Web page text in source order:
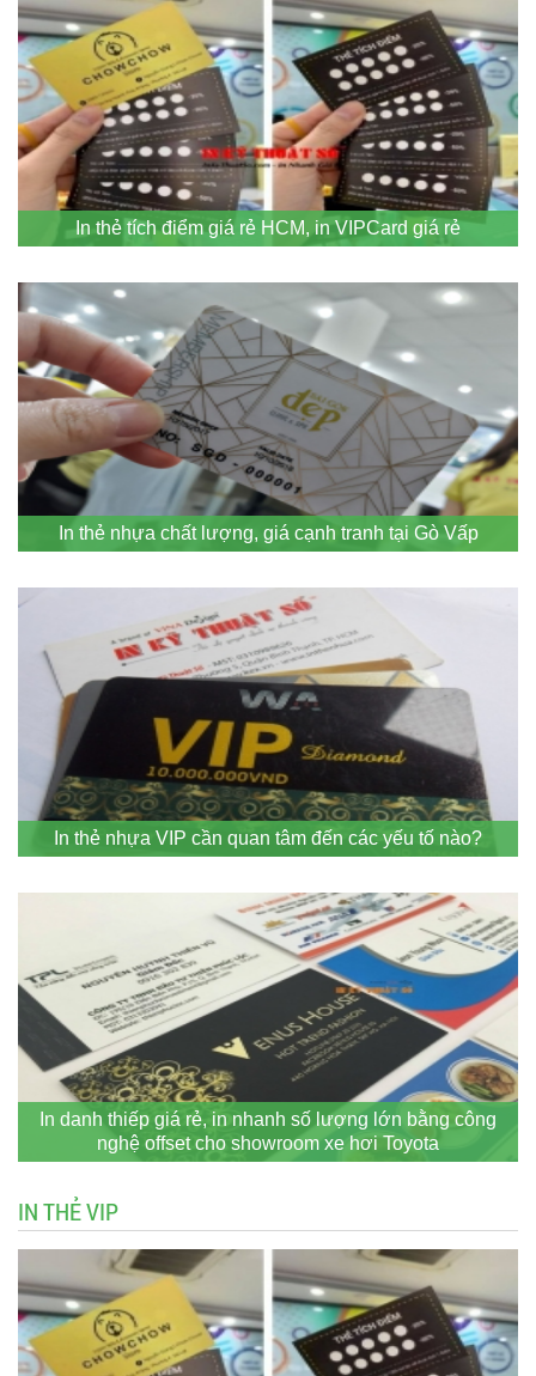
In thẻ tích điểm giá rẻ HCM, in VIPCard giá rẻ
In thẻ nhựa chất lượng, giá cạnh tranh tại Gò Vấp
In thẻ nhựa VIP cần quan tâm đến các yếu tố nào?
In danh thiếp giá rẻ, in nhanh số lượng lớn bằng công
nghệ offset cho showroom xe hơi Toyota
IN THẺ VIP